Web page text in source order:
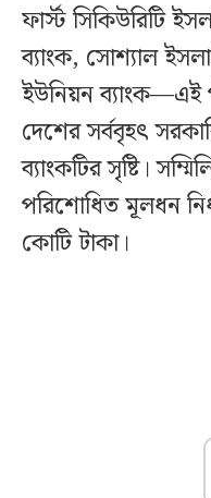
ফার্স্ট সিকিউরিটি
ব্যাংক, সোশ্যাল
ইউনিয়ন ব্যাংক—এই
দেশের সর্ববৃহৎ
ব্যাংকটির সৃষ্টি।
পরিশোধিত মূলধন
কোটি টাকা।